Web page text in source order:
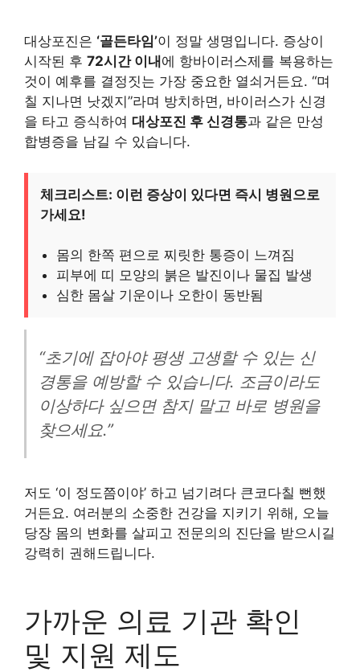
대상포진은 ‘골든타임’이 정말 생명입니다. 증상이
시작된 후 72시간 이내 에 항바이러스제를 복용하는
것이 예후를 결정짓는 가장 중요한 열쇠거든요. “며
칠 지나면 낫겠지”라며 방치하면, 바이러스가 신경
을 타고 증식하여 대상포진 후 신경통과 같은 만성
합병증을 남길 수 있습니다.
체크리스트: 이런 증상이 있다면 즉시 병원으로
가세요!
몸의 한쪽 편으로 찌릿한 통증이 느껴짐
피부에 띠 모양의 붉은 발진이나 물집 발생
심한 몸살 기운이나 오한이 동반됨
“초기에 잡아야 평생 고생할 수 있는 신
경통을 예방할 수 있습니다. 조금이라도
이상하다 싶으면 참지 말고 바로 병원을
찾으세요.”
저도 ‘이 정도쯤이야’ 하고 넘기려다 큰코다칠 뻔했
거든요. 여러분의 소중한 건강을 지키기 위해, 오늘
당장 몸의 변화를 살피고 전문의의 진단을 받으시길
강력히 권해드립니다.
가까운 의료 기관 확인
및 지원 제도